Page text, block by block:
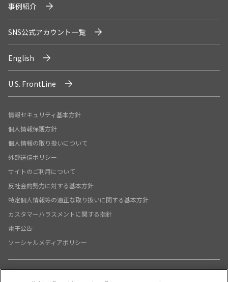
事例紹介
SNS公式アカウント一覧
English
U.S. FrontLine
情報セキュリティ基本方針
個人情報保護方針
個人情報の取り扱いについて
外部送信ポリシー
サイトのご利用について
反社会的勢力に対する基本方針
特定個人情報等の適正な取り扱いに関する基本方針
カスタマーハラスメントに関する指針
電子公告
ソーシャルメディアポリシー